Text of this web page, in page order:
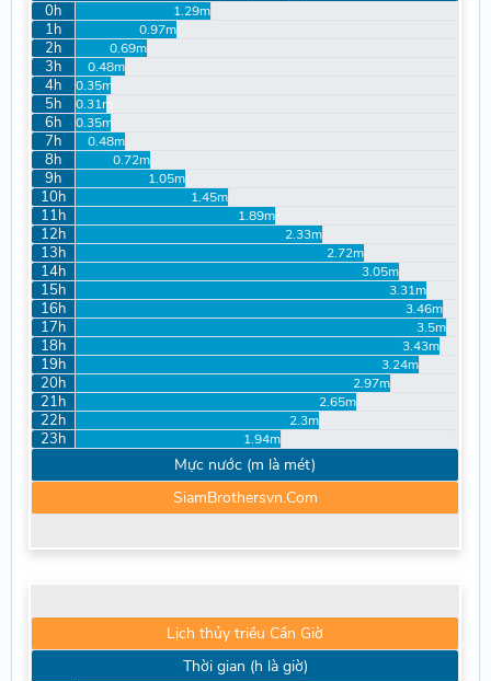
0h 1.29m
1h 0.97m
2h 0.69m
3h 0.48m
4h 0.35m
5h 0.31m
6h 0.35m
7h 0.48m
8h 0.72m
9h 1.05m
10h 1.45m
11h 1.89m
12h 2.33m
13h 2.72m
14h 3.05m
15h 3.31m
16h 3.46m
17h 3.5m
18h 3.43m
19h 3.24m
20h 2.97m
21h 2.65m
22h 2.3m
23h 1.94m
Mực nước (m là mét)
SiamBrothersvn.Com
Lịch thủy triều Cần Giờ
Thời gian (h là giờ)